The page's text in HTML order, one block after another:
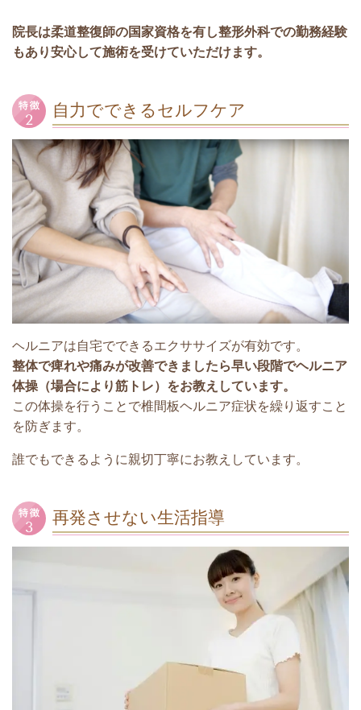
院長は柔道整復師の国家資格を有し整形外科での勤務経験
もあり安心して施術を受けていただけます。
自力でできるセルフケア
ヘルニアは自宅でできるエクササイズが有効です。
整体で痺れや痛みが改善できましたら早い段階でヘルニア
体操（場合により筋トレ）をお教えしています。
この体操を行うことで椎間板ヘルニア症状を繰り返すこと
を防ぎます。
誰でもできるように親切丁寧にお教えしています。
再発させない生活指導